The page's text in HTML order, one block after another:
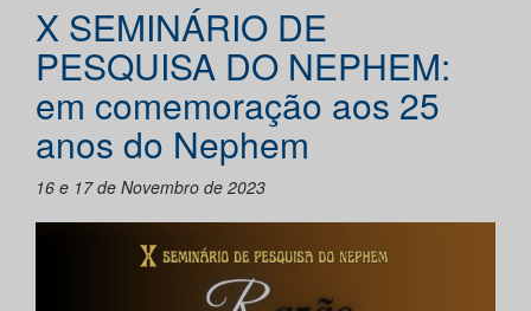
X SEMINÁRIO DE
PESQUISA DO NEPHEM:
em comemoração aos 25
anos do Nephem
16 e 17 de Novembro de 2023